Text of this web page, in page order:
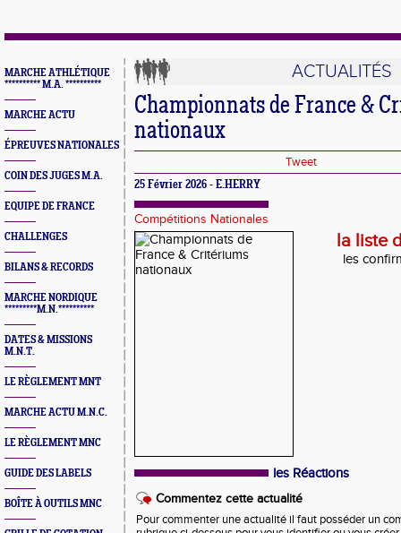
MARCHE ATHLÉTIQUE
********** M.A. **********
MARCHE ACTU
ÉPREUVES NATIONALES
COIN DES JUGES M.A.
EQUIPE DE FRANCE
CHALLENGES
BILANS & RECORDS
MARCHE NORDIQUE
*********M.N.**********
DATES & MISSIONS
M.N.T.
LE RÈGLEMENT MNT
MARCHE ACTU M.N.C.
LE RÈGLEMENT MNC
GUIDE DES LABELS
BOÎTE À OUTILS MNC
ACTUALITÉS
Championnats de France &
nationaux
Tweet
25 Février 2026 - E.HERRY
Compétitions Nationales
la liste
les
les Réactions
Commentez cette actualité
Pour commenter une actualité il faut posséder un